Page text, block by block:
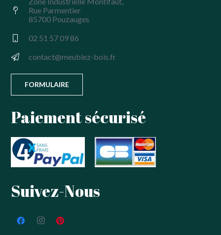
Rue Parmentier
85700 Pouzauges
02 51 57 09 86
contact@meublez-bois.fr
FORMULAIRE
Paiement sécurisé
Suivez-Nous